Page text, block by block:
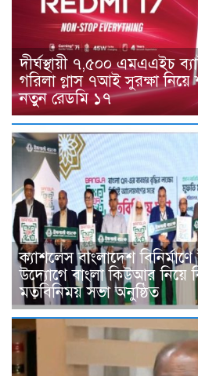
দীর্ঘস্থায়ী ৭,৫০০ এমএএইচ
গরিলা গ্লাস ৭আই সুরক্ষা
নতুন রেডমি ১৭
ক্যাশলেস বাংলাদেশ
উদ্যোগে বাংলা কিউআর নিয়ে
মতবিনিময় সভা অনুষ্ঠিত